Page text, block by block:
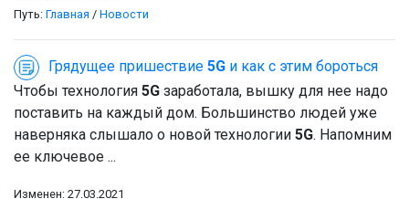
Путь: Главная / Новости
Грядущее пришествие 5G и как с этим бороться
Чтобы технология 5G заработала, вышку для нее надо
поставить на каждый дом. Большинство людей уже
наверняка слышало о новой технологии 5G. Напомним
ее ключевое ...
Изменен: 27.03.2021